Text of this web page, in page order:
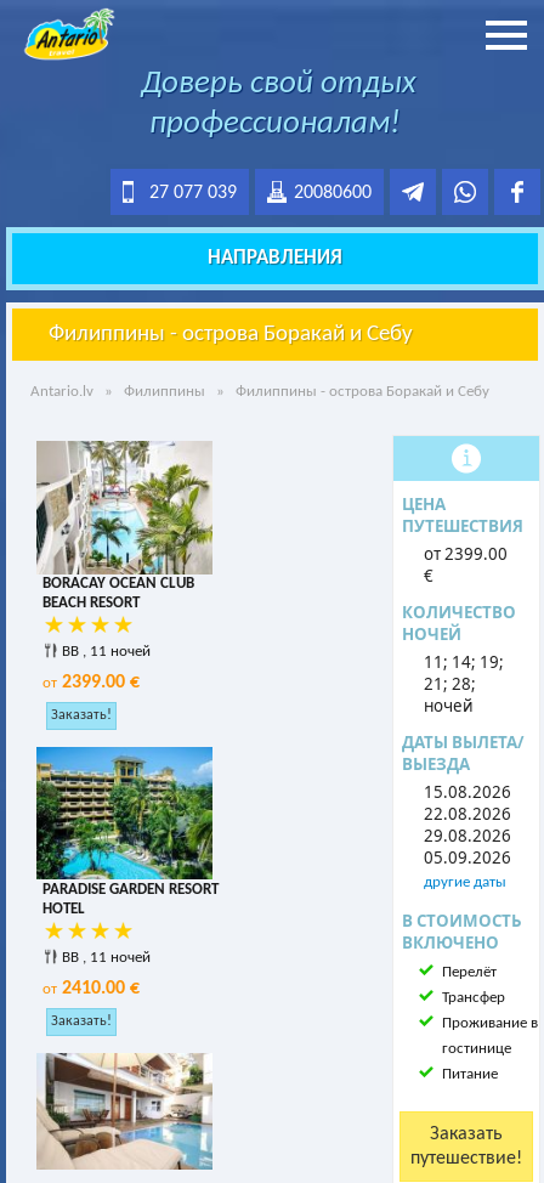
Доверь свой отдых
профессионалам!
20080600
27 077 039
НАПРАВЛЕНИЯ
Филиппины - острова Боракай и Себу
Antario.lv » Филиппины » Филиппины - острова Боракай и Себу
ЦЕНА
ПУТЕШЕСТВИЯ
от 2399.00
€
КОЛИЧЕСТВО
НОЧЕЙ
11; 14; 19;
21; 28;
ночей
ДАТЫ ВЫЛЕТА/
ВЫЕЗДА
15.08.2026
22.08.2026
29.08.2026
05.09.2026
другие даты
В СТОИМОСТЬ
ВКЛЮЧЕНО
Перелёт
Трансфер
Проживание в
гостинице
Питание
BORACAY OCEAN CLUB
BEACH RESORT
BB , 11 ночей
от 2399.00 €
PARADISE GARDEN RESORT
HOTEL
BB , 11 ночей
от 2410.00 €